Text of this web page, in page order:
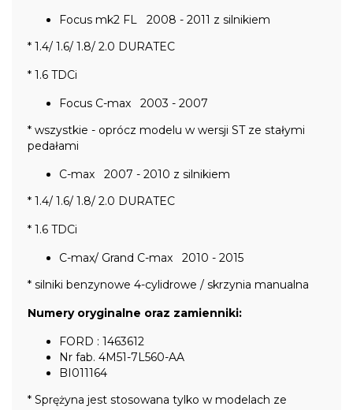
Focus mk2 FL 2008 - 2011 z silnikiem
* 1.4/ 1.6/ 1.8/ 2.0 DURATEC
* 1.6 TDCi
Focus C-max 2003 - 2007
* wszystkie - oprócz modelu w wersji ST ze stałymi
pedałami
C-max 2007 - 2010 z silnikiem
* 1.4/ 1.6/ 1.8/ 2.0 DURATEC
* 1.6 TDCi
C-max/ Grand C-max 2010 - 2015
* silniki benzynowe 4-cylidrowe / skrzynia manualna
Numery oryginalne oraz zamienniki:
FORD : 1463612
Nr fab. 4M51-7L560-AA
BI011164
* Sprężyna jest stosowana tylko w modelach ze